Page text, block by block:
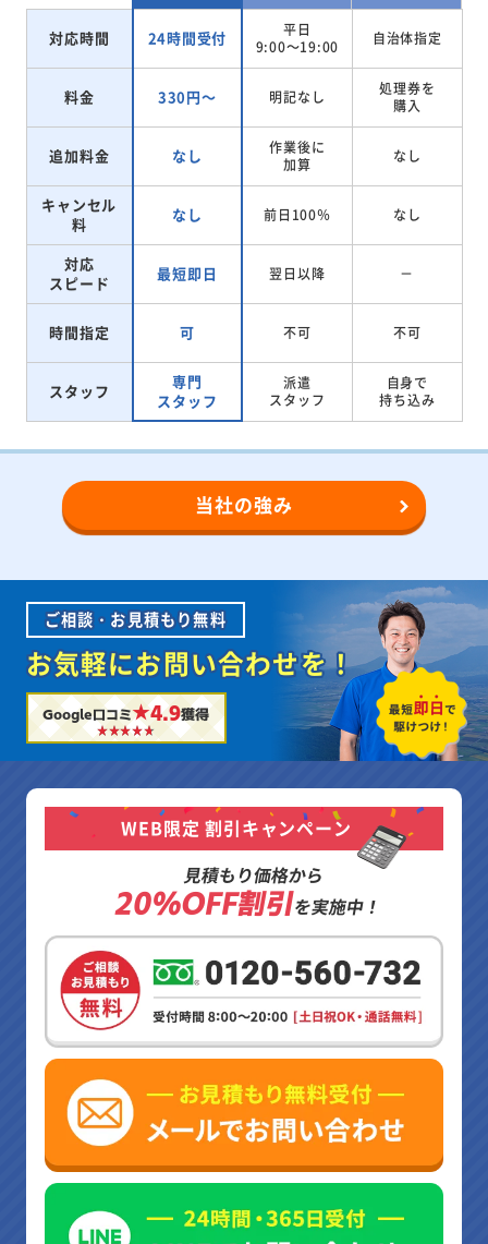
対応時間 24時間受付
平日
9:00～19:00
自治体指定
料金 330円～ 明記なし
処理券を
購入
追加料金 なし
作業後に
加算
なし
キャンセル
料
なし 前日100％ なし
対応
スピード
最短即日 翌日以降 －
時間指定 可 不可 不可
スタッフ
専門
スタッフ
派遣
スタッフ
自身で
持ち込み
当社の強み
ご相談・お見積もり無料
お気軽にお問い合わせを！
Google口コミ★4.9獲得
WEB限定 割引キャンペーン
見積もり価格から
20%OFF割引を実施中！